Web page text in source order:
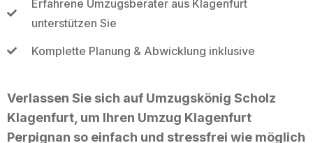
Erfahrene Umzugsberater aus Klagenfurt
unterstützen Sie
Komplette Planung & Abwicklung inklusive
Verlassen Sie sich auf Umzugskönig Scholz
Klagenfurt, um Ihren Umzug Klagenfurt
Perpignan so einfach und stressfrei wie möglich